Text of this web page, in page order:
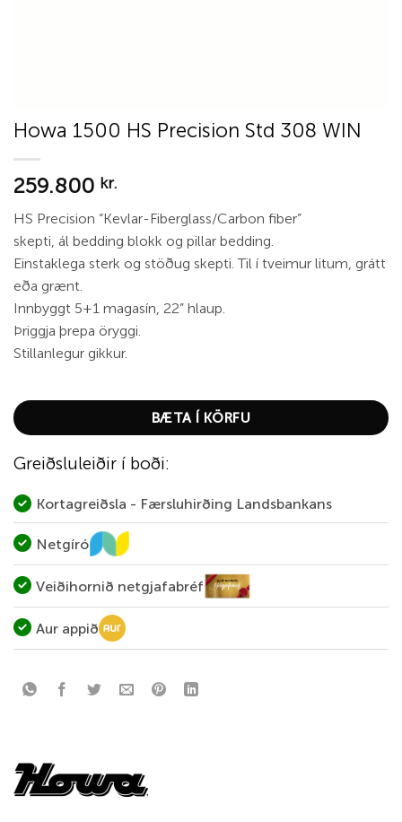
Howa 1500 HS Precision Std 308 WIN
259.800 kr.
HS Precision “Kevlar-Fiberglass/Carbon fiber”
skepti, ál bedding blokk og pillar bedding.
Einstaklega sterk og stöðug skepti. Til í tveimur litum, grátt
eða grænt.
Innbyggt 5+1 magasín, 22” hlaup.
Þriggja þrepa öryggi.
Stillanlegur gikkur.
BÆTA Í KÖRFU
Greiðsluleiðir í boði:
Kortagreiðsla - Færsluhirðing Landsbankans
Netgíró
Veiðihornið netgjafabréf
Aur appið